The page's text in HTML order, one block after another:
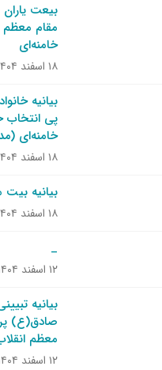
بیعت
مقام
خامنه‌ای
۱۸ اسفند ۱۴۰۴
بیانیه
پی انتخاب
خامنه‌ای
۱۸ اسفند ۱۴۰۴
بیانیه
۱۸ اسفند ۱۴۰۴
_
۱۲ اسفند ۱۴۰۴
بیانیه
صادق(ع)
معظم
۱۲ اسفند ۱۴۰۴